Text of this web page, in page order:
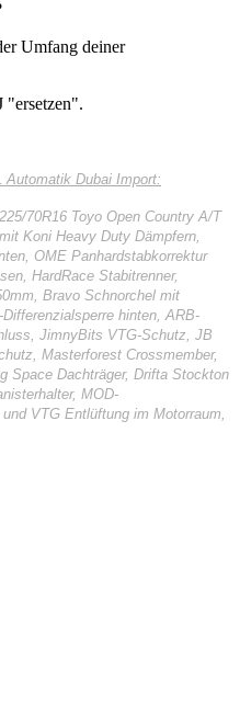
Umfang deiner
"ersetzen".
Automatik Dubai Import:
70R16 Toyo Open Country A/T
Koni Heavy Duty Dämpfern,
OME Panhardstabkorrektur
HardRace Stabitrenner,
Bravo Schnorchel mit
hinten, ARB-
JimnyBits VTG-Schutz, JB
Masterforest Crossmember,
Space Dachträger, Drifta Stockton
MOD-
VTG Entlüftung im Motorraum,